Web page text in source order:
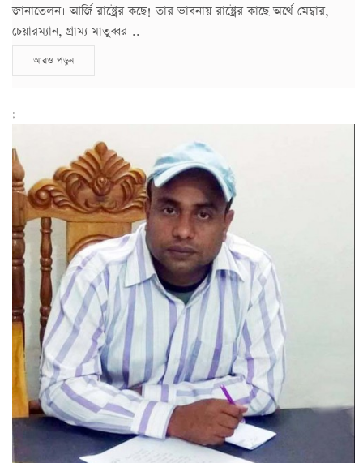
জানাতেলন। আর্জি রাষ্ট্রের কছে! তার ভাবনায় রাষ্ট্রের কাছে অর্থে মেম্বার,
চেয়ারম্যান, গ্রাম্য মাতুব্বর-..
আরও পড়ুন
;